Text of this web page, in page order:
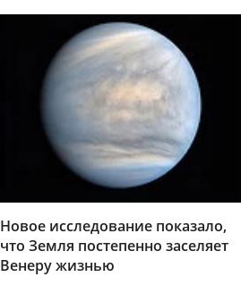
Новое исследование показало,
что Земля постепенно заселяет
Венеру жизнью